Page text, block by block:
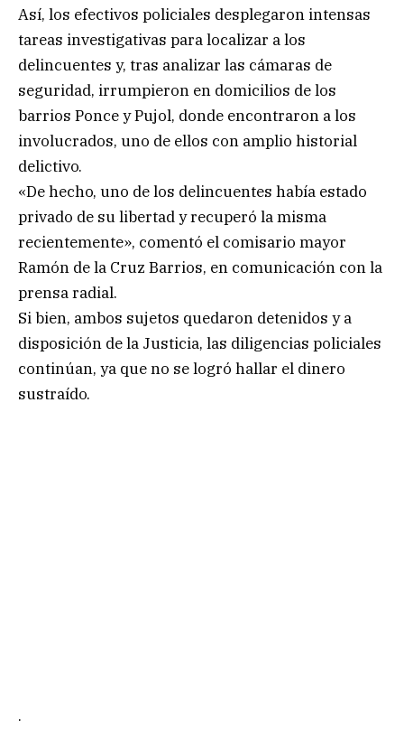
Así, los efectivos policiales desplegaron intensas
tareas investigativas para localizar a los
delincuentes y, tras analizar las cámaras de
seguridad, irrumpieron en domicilios de los
barrios Ponce y Pujol, donde encontraron a los
involucrados, uno de ellos con amplio historial
delictivo.
«De hecho, uno de los delincuentes había estado
privado de su libertad y recuperó la misma
recientemente», comentó el comisario mayor
Ramón de la Cruz Barrios, en comunicación con la
prensa radial.
Si bien, ambos sujetos quedaron detenidos y a
disposición de la Justicia, las diligencias policiales
continúan, ya que no se logró hallar el dinero
sustraído.
.